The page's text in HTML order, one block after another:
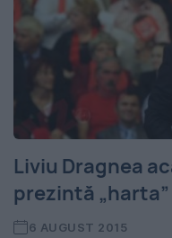
Liviu Dragnea
prezintă
6 AUGUST 2015